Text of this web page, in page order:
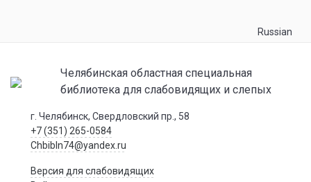
Russian
Челябинская областная специальная
библиотека для слабовидящих и слепых
г. Челябинск, Свердловский пр., 58
+7 (351) 265-0584
Chbibln74@yandex.ru
Версия для слабовидящих